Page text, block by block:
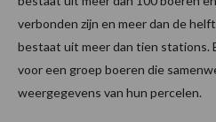
verbonden zijn en meer dan de
bestaat uit meer dan tien stations.
voor een groep boeren die
weergegevens van hun percelen.